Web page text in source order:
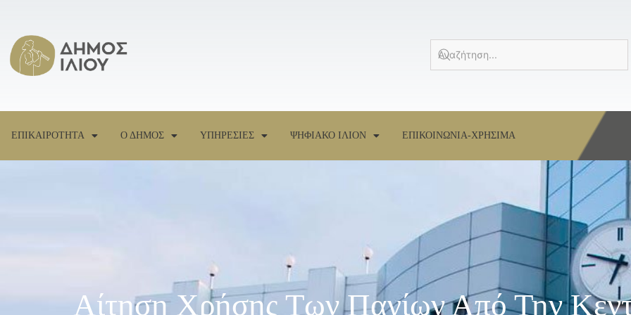
ΕΠΙΚΑΙΡΟΤΗΤΑ Ο ΔΗΜΟΣ ΥΠΗΡΕΣΙΕΣ ΨΗΦΙΑΚΟ ΙΛΙΟΝ ΕΠΙΚΟΙΝΩΝΙΑ-ΧΡΗΣΙΜΑ
Αίτηση Χρήσης Των Παγίων Από Την